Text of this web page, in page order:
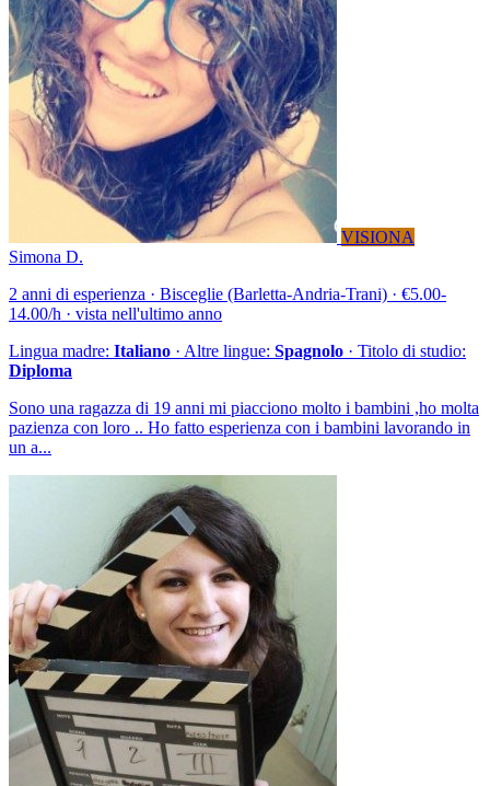
VISIONA
Simona D.
2 anni di esperienza · Bisceglie (Barletta-Andria-Trani) · €5.00-
14.00/h · vista nell'ultimo anno
Lingua madre: Italiano · Altre lingue: Spagnolo · Titolo di studio:
Diploma
Sono una ragazza di 19 anni mi piacciono molto i bambini ,ho molta
pazienza con loro .. Ho fatto esperienza con i bambini lavorando in
un a...